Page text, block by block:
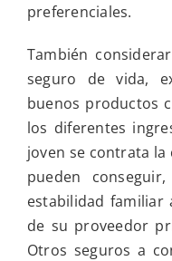
preferenciales.
También
seguro de vida,
buenos productos
los diferentes
joven se contrata
pueden
estabilidad familiar
de su proveedor
Otros seguros a